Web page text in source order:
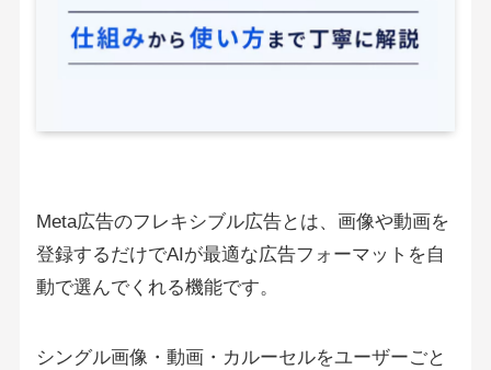
Meta広告のフレキシブル広告とは、画像や動画を
登録するだけでAIが最適な広告フォーマットを自
動で選んでくれる機能です。
シングル画像・動画・カルーセルをユーザーごと